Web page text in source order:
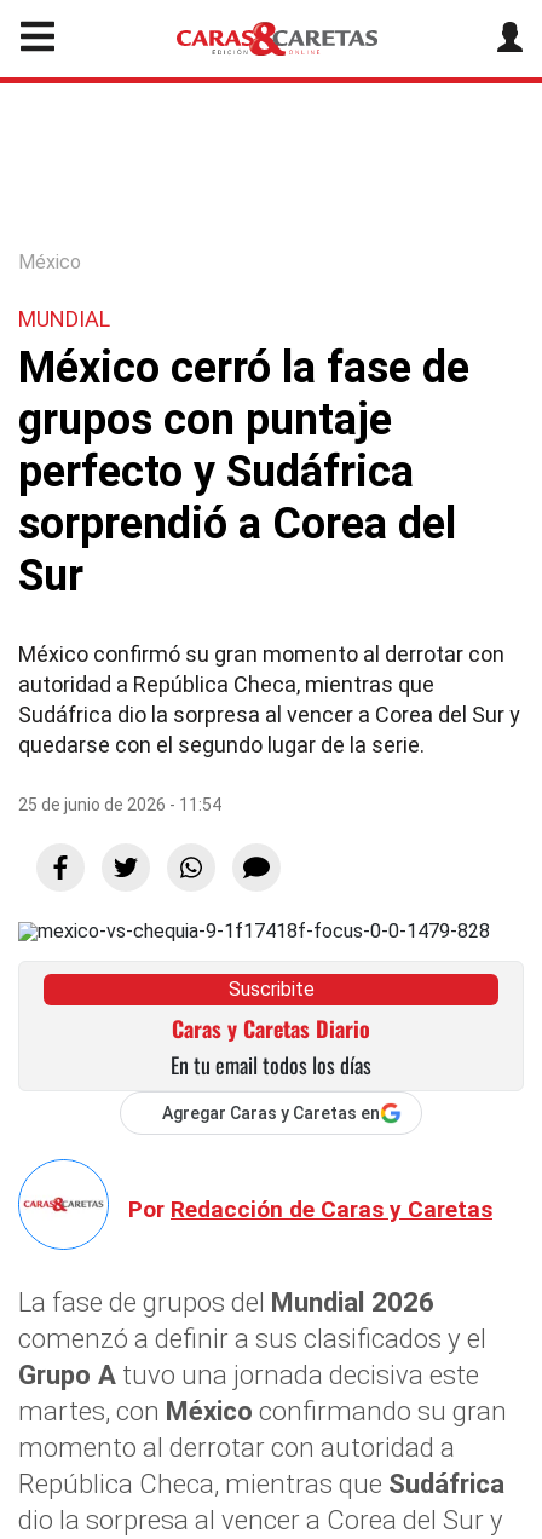
México
MUNDIAL
México cerró la fase de
grupos con puntaje
perfecto y Sudáfrica
sorprendió a Corea del
Sur
México confirmó su gran momento al derrotar con
autoridad a República Checa, mientras que
Sudáfrica dio la sorpresa al vencer a Corea del Sur y
quedarse con el segundo lugar de la serie.
25 de junio de 2026 - 11:54
Suscribite
Caras y Caretas Diario
En tu email todos los días
Agregar Caras y Caretas en
Por Redacción de Caras y Caretas
La fase de grupos del Mundial 2026
comenzó a definir a sus clasificados y el
Grupo A tuvo una jornada decisiva este
martes, con México confirmando su gran
momento al derrotar con autoridad a
República Checa, mientras que Sudáfrica
dio la sorpresa al vencer a Corea del Sur y